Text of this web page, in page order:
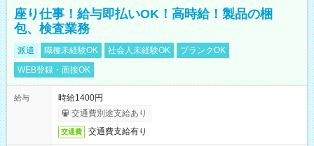
座り仕事！給与即払いOK！高時給！製品の梱
包、検査業務
派遣 職種未経験OK 社会人未経験OK
ブランクOK
WEB登録・面接OK
給与
時給1400円
交通費別途支給あり
交通費 交通費支給有り